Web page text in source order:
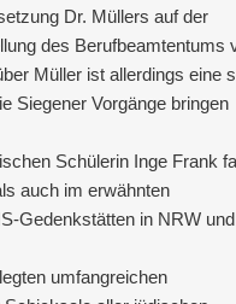
Dr. Müllers auf der
des Berufbeamtentums
Müller ist allerdings eine
Siegener Vorgänge bringen
Schülerin Inge Frank
auch im erwähnten
Gedenkstätten in NRW und
umfangreichen